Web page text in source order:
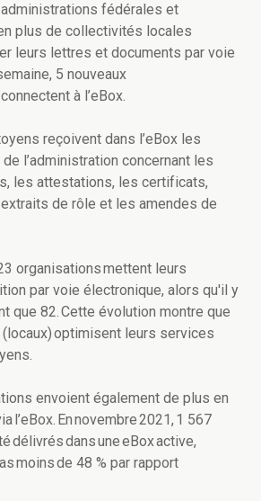
fédérales et
plus de collectivités locales
leurs lettres et documents par voie
5 nouveaux
à l’eBox.
reçoivent dans l’eBox les
l’administration concernant les
les attestations, les certificats,
de rôle et les amendes de
organisations mettent leurs
par voie électronique, alors qu'il y
que 82. Cette évolution montre que
optimisent leurs services
envoient également de plus en
l’eBox. En novembre 2021, 1 567
délivrés dans une eBox active,
moins de 48 % par rapport